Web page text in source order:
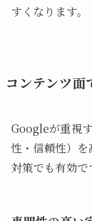
すくなります。
コンテンツ
Googleが重視
性・信頼性）
対策でも有効で